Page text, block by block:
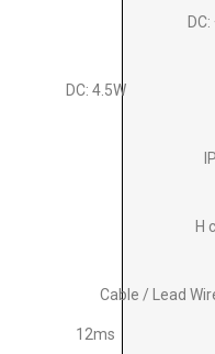
DC: 4.5W
H
Cable / Lead
12ms